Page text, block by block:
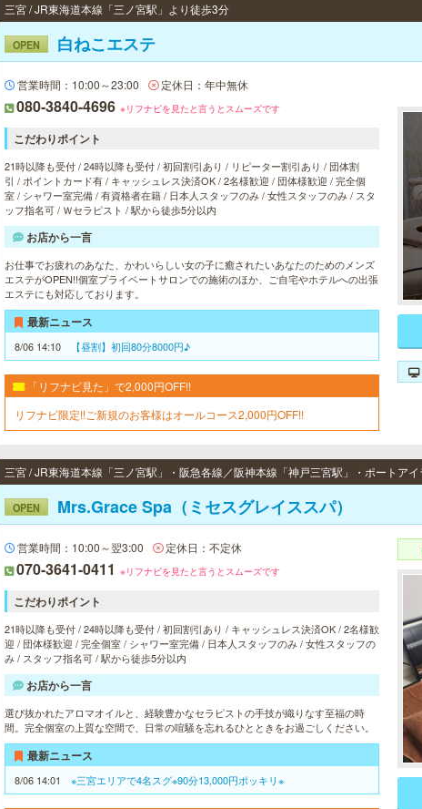
三宮 / JR東海道本線「三ノ宮駅」より徒歩3分
OPEN 白ねこエステ
営業時間：10:00～23:00 定休日：年中無休
080-3840-4696 ※リフナビを見たと言うとスムーズです
こだわりポイント
21時以降も受付 / 24時以降も受付 / 初回割引あり / リピーター割引あり / 団体割
引 / ポイントカード有 / キャッシュレス決済OK / 2名様歓迎 / 団体様歓迎 / 完全個
室 / シャワー室完備 / 有資格者在籍 / 日本人スタッフのみ / 女性スタッフのみ / スタ
ッフ指名可 / Ｗセラピスト / 駅から徒歩5分以内
お店から一言
お仕事でお疲れのあなた、かわいらしい女の子に癒されたいあなたのためのメンズ
エステがOPEN!!個室プライベートサロンでの施術のほか、ご自宅やホテルへの出張
エステにも対応しております。
最新ニュース
8/06 14:10 【昼割】初回80分8000円♪
「リフナビ見た」で2,000円OFF!!
リフナビ限定!!ご新規のお客様はオールコース2,000円OFF!!
OPEN Mrs.Grace Spa（ミセスグレイススパ）
営業時間：10:00～翌3:00 定休日：不定休
070-3641-0411 ※リフナビを見たと言うとスムーズです
こだわりポイント
21時以降も受付 / 24時以降も受付 / 初回割引あり / キャッシュレス決済OK / 2名様歓
迎 / 団体様歓迎 / 完全個室 / シャワー室完備 / 日本人スタッフのみ / 女性スタッフの
み / スタッフ指名可 / 駅から徒歩5分以内
お店から一言
選び抜かれたアロマオイルと、経験豊かなセラピストの手技が織りなす至福の時
間。完全個室の上質な空間で、日常の喧騒を忘れるひとときをお過ごしください。
最新ニュース
8/06 14:01 ※三宮エリアで4名スグ※90分13,000円ポッキリ※